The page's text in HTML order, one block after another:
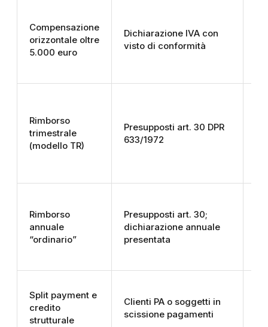
Compensazione
orizzontale oltre
5.000 euro
Dichiarazione IVA con
visto di conformità
Rimborso
trimestrale
(modello TR)
Presupposti art. 30 DPR
633/1972
Rimborso
annuale
“ordinario”
Presupposti art. 30;
dichiarazione annuale
presentata
Split payment e
credito
strutturale
Clienti PA o soggetti in
scissione pagamenti